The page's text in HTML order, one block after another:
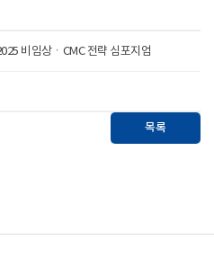
비임상ㆍCMC 전략 심포지엄
목록